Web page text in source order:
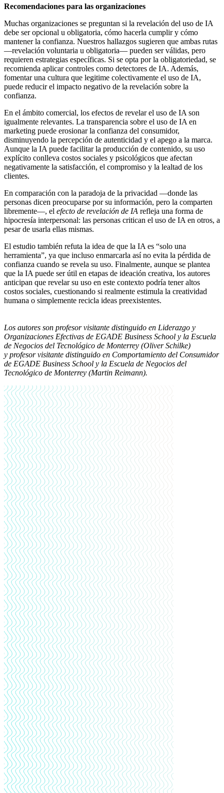
Recomendaciones para las organizaciones
Muchas organizaciones se preguntan si la revelación del uso de IA
debe ser opcional u obligatoria, cómo hacerla cumplir y cómo
mantener la confianza. Nuestros hallazgos sugieren que ambas rutas
—revelación voluntaria u obligatoria— pueden ser válidas, pero
requieren estrategias específicas. Si se opta por la obligatoriedad, se
recomienda aplicar controles como detectores de IA. Además,
fomentar una cultura que legitime colectivamente el uso de IA,
puede reducir el impacto negativo de la revelación sobre la
confianza.
En el ámbito comercial, los efectos de revelar el uso de IA son
igualmente relevantes. La transparencia sobre el uso de IA en
marketing puede erosionar la confianza del consumidor,
disminuyendo la percepción de autenticidad y el apego a la marca.
Aunque la IA puede facilitar la producción de contenido, su uso
explícito conlleva costos sociales y psicológicos que afectan
negativamente la satisfacción, el compromiso y la lealtad de los
clientes.
En comparación con la paradoja de la privacidad —donde las
personas dicen preocuparse por su información, pero la comparten
libremente—, el efecto de revelación de IA refleja una forma de
hipocresía interpersonal: las personas critican el uso de IA en otros, a
pesar de usarla ellas mismas.
El estudio también refuta la idea de que la IA es “solo una
herramienta”, ya que incluso enmarcarla así no evita la pérdida de
confianza cuando se revela su uso. Finalmente, aunque se plantea
que la IA puede ser útil en etapas de ideación creativa, los autores
anticipan que revelar su uso en este contexto podría tener altos
costos sociales, cuestionando si realmente estimula la creatividad
humana o simplemente recicla ideas preexistentes.
Los autores son profesor visitante distinguido en Liderazgo y
Organizaciones Efectivas de EGADE Business School y la Escuela
de Negocios del Tecnológico de Monterrey (Oliver Schilke)
y profesor visitante distinguido en Comportamiento del Consumidor
de EGADE Business School y la Escuela de Negocios del
Tecnológico de Monterrey (Martin Reimann).